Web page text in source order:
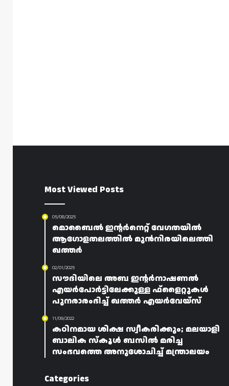
Most Viewed Posts
05/08/2025
മൊബൈൽ ഇന്റർനെറ്റ് വേഗതയിൽ
ആഗോളതലത്തിൽ മുൻനിരയിലെത്തി
ഖത്തർ
02/01/2025
സൗദിയിലെ അബ ഇൻ്റർനാഷണൽ
എയർപോർട്ടിലേക്കുള്ള ഫ്‌ളൈറ്റുകൾ
പുനരാരംഭിച്ച് ഖത്തർ എയർവേയ്‌സ്
11/09/2022
കഠിനമായ ശിക്ഷ സ്വീകരിക്കും; മലയാളി
ബാലിക സ്‌കൂൾ ബസിൽ മരിച്ച
സംഭവത്തെ അനുശോചിച്ച് മന്ത്രാലയം
Categories